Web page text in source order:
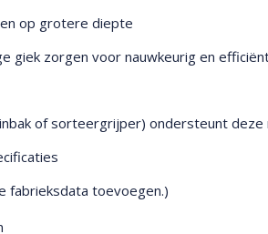
op grotere diepte
giek zorgen voor nauwkeurig en
of sorteergrijper) ondersteunt
fabrieksdata toevoegen.)